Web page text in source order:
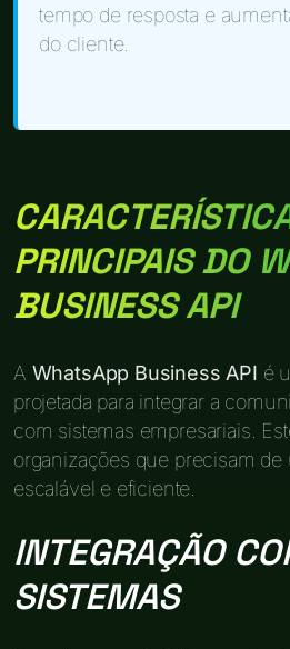
tempo de resposta e
do cliente.
PRINCIPAIS DO
BUSINESS API
A WhatsApp Business API é
projetada para integrar a
com sistemas empresariais.
organizações que precisam
escalável e eficiente.
INTEGRAÇÃO
SISTEMAS